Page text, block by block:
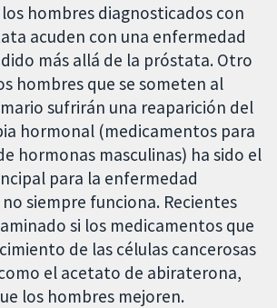
los hombres diagnosticados con
acuden con una enfermedad
más allá de la próstata. Otro
hombres que se someten al
sufrirán una reaparición del
hormonal (medicamentos para
hormonas masculinas) ha sido el
para la enfermedad
siempre funciona. Recientes
si los medicamentos que
de las células cancerosas
el acetato de abiraterona,
los hombres mejoren.